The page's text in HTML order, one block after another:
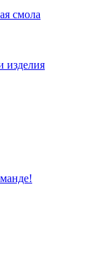
смола
изделия